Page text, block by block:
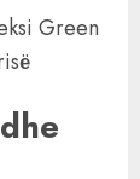
Green